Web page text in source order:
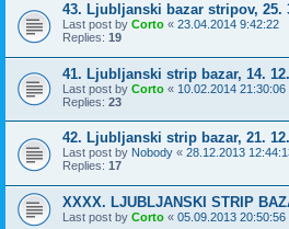
43. Ljubljanski bazar stripov, 25.
Last post by Corto « 23.04.2014 9:42:22
Replies: 19
41. Ljubljanski strip bazar, 14.
Last post by Corto « 10.02.2014 21:30:06
Replies: 23
42. Ljubljanski strip bazar, 21.
Last post by Nobody « 28.12.2013
Replies: 17
XXXX. LJUBLJANSKI STRIP
Last post by Corto « 05.09.2013 20:50:56